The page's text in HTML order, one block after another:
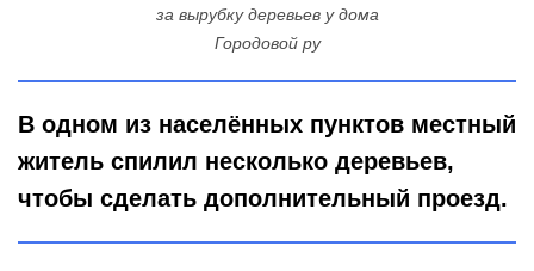
за вырубку деревьев у дома
Городовой ру
В одном из населённых пунктов местный
житель спилил несколько деревьев,
чтобы сделать дополнительный проезд.